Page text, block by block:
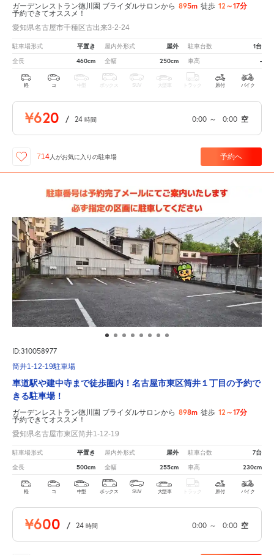
ガーデンレストラン徳川園 ブライダルサロンから 895m 徒歩 12～17分
予約できてオススメ！
愛知県名古屋市千種区古出来3-2-24
駐車場形式 平置き 屋内外形式 屋外 駐車台数 1台
全長 460cm 全幅 250cm 車高 -
軽 コ 中型 ボックス SUV 大型車 トラック 原付 バイク
¥620 / 24 時間 0:00 ～ 0:00 空
714人がお気に入りの駐車場 予約へ
ID:310058977
筒井1-12-19駐車場
車道駅や建中寺まで徒歩圏内！名古屋市東区筒井１丁目の予約で
きる駐車場！
ガーデンレストラン徳川園 ブライダルサロンから 898m 徒歩 12～17分
予約できてオススメ！
愛知県名古屋市東区筒井1-12-19
駐車場形式 平置き 屋内外形式 屋外 駐車台数 7台
全長 500cm 全幅 255cm 車高 230cm
軽 コ 中型 ボックス SUV 大型車 トラック 原付 バイク
¥600 / 24 時間 0:00 ～ 0:00 空